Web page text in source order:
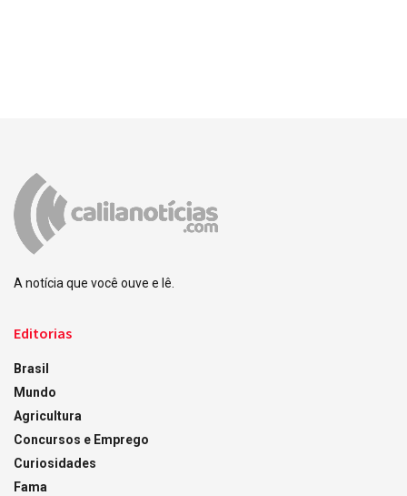
A notícia que você ouve e lê.
Editorias
Brasil
Mundo
Agricultura
Concursos e Emprego
Curiosidades
Fama